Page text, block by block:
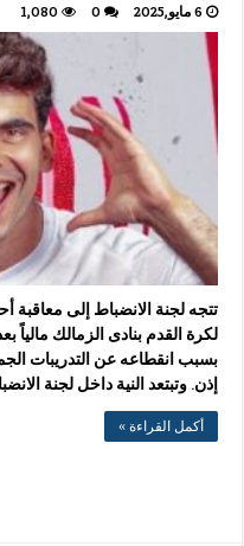
6 مايو,2025 0
1,080
تتجه لجنة الانضباط إلى
لكرة القدم بنادى الزمالك مالياً
إذن. وتبتعد النية داخل لجنة
أكمل القراءة »